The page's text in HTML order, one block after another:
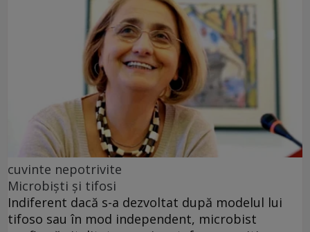
cuvinte nepotrivite
Microbiști și tifosi
Indiferent dacă s-a dezvoltat după modelul lui
tifoso sau în mod independent, microbist